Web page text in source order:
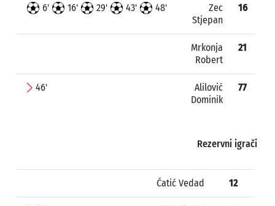
6' 16' 29' 43' 48'
Zec
Stjepan
16
Mrkonja
Robert
21
46'
Alilović
Dominik
77
Rezervni igrači
Ćatić Vedad 12